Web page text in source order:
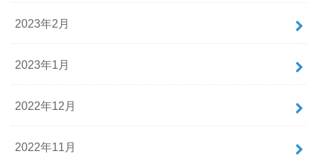
2023年2月
2023年1月
2022年12月
2022年11月